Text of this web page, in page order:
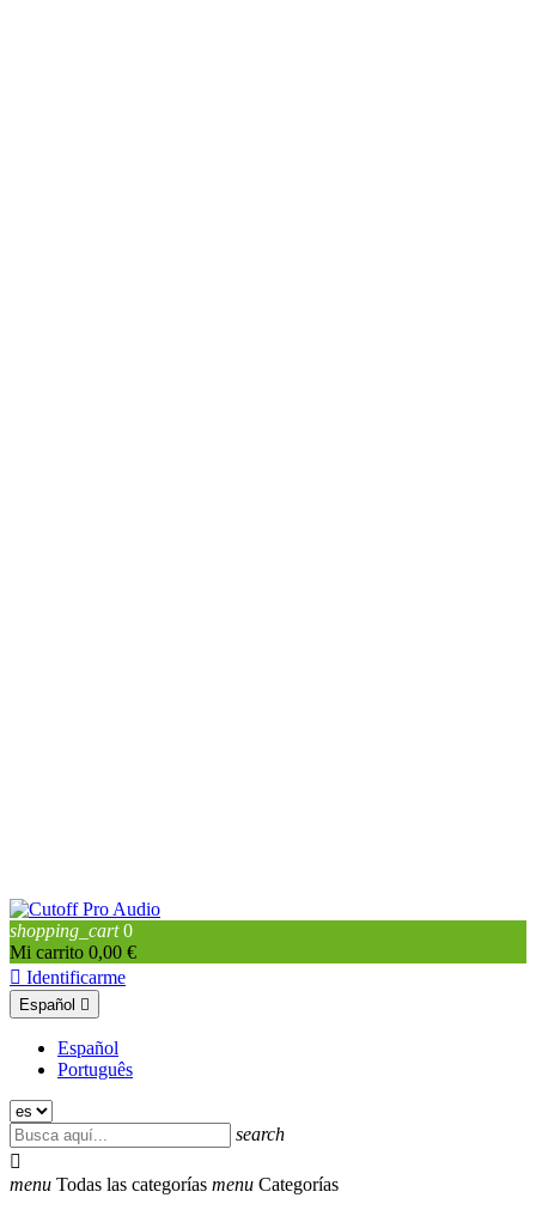
shopping_cart 0
Mi carrito 0,00 €
 Identificarme
Español 
Español
Português
search

menu Todas las categorías menu Categorías